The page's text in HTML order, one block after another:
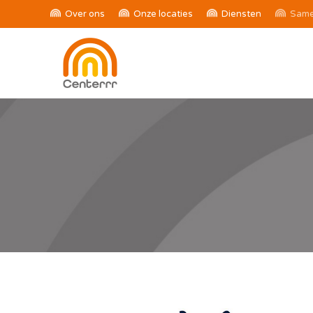
Over ons Onze locaties Diensten